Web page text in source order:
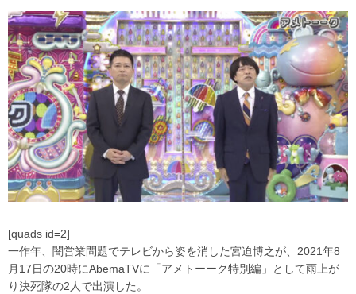
[quads id=2]
一作年、闇営業問題でテレビから姿を消した宮迫博之が、2021年8
月17日の20時にAbemaTVに「アメトーーク特別編」として雨上が
り決死隊の2人で出演した。